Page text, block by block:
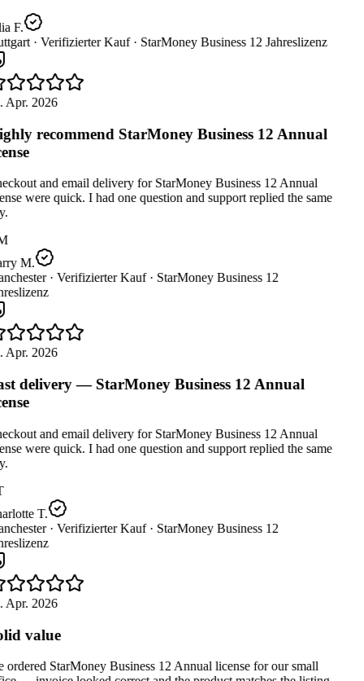
F.
· Verifizierter Kauf · StarMoney Business 12 Jahreslizenz
Apr. 2026
recommend StarMoney Business 12 Annual
and email delivery for StarMoney Business 12 Annual
were quick. I had one question and support replied the same
M.
· Verifizierter Kauf · StarMoney Business 12
Apr. 2026
delivery — StarMoney Business 12 Annual
and email delivery for StarMoney Business 12 Annual
were quick. I had one question and support replied the same
T.
· Verifizierter Kauf · StarMoney Business 12
Apr. 2026
value
ordered StarMoney Business 12 Annual license for our small